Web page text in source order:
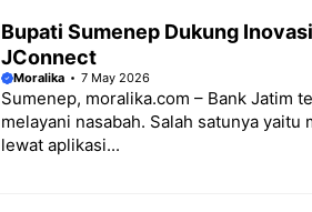
Bupati Sumenep Dukung
JConnect
Moralika 7 May 2026
Sumenep, moralika.com – Bank Jatim
melayani nasabah. Salah satunya
lewat aplikasi...